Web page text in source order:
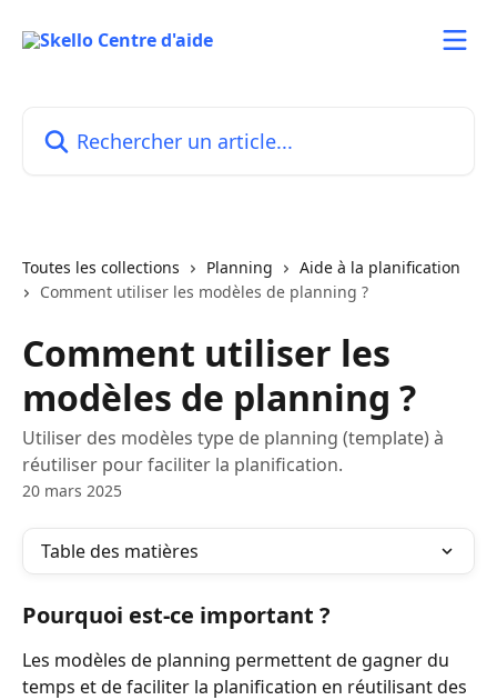
Toutes les collections Planning
Aide à la planification
Comment utiliser les modèles de planning ?
Comment utiliser les
modèles de planning ?
Utiliser des modèles type de planning (template) à
réutiliser pour faciliter la planification.
20 mars 2025
Table des matières
Pourquoi est-ce important ?
Les modèles de planning permettent de gagner du
temps et de faciliter la planification en réutilisant des